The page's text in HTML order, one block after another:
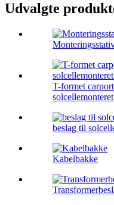
Udvalgte
T-formet
beslag til
Kabelbakke